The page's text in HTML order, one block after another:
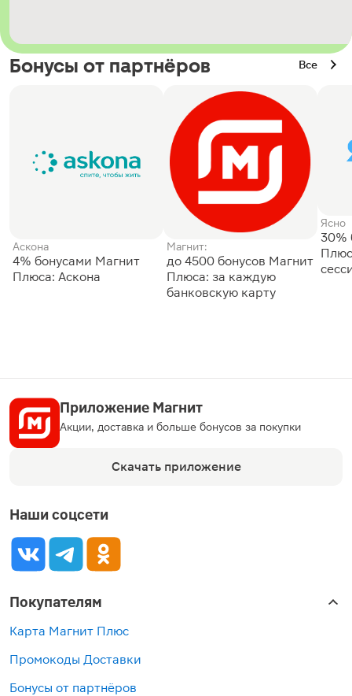
Бонусы от партнёров Все
Аскона
4% бонусами Магнит
Плюса: Аскона
Магнит:
до 4500 бонусов Магнит
Плюса: за каждую
банковскую карту
Ясно
30%
Приложение Магнит
Акции, доставка и больше бонусов за покупки
Скачать приложение
Наши соцсети
Покупателям
Карта Магнит Плюс
Промокоды Доставки
Бонусы от партнёров